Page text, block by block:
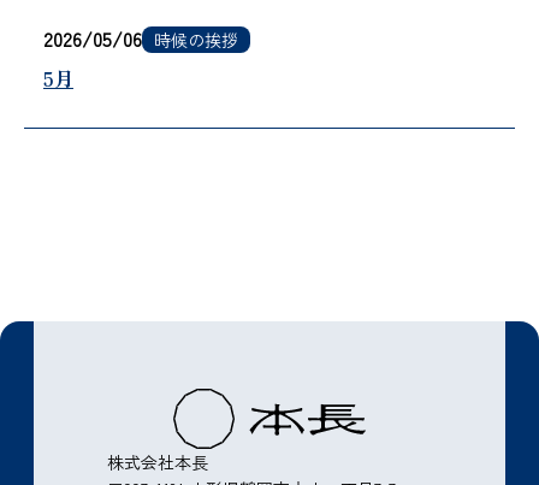
2026/05/06 時候の挨拶
5月
株式会社本長